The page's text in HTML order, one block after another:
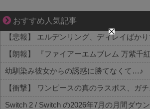
おすすめ人気記事
ゾッとして、ほろりとする奇妙な物語。
幼馴染み彼女からの誘惑に勝てなくて…♪